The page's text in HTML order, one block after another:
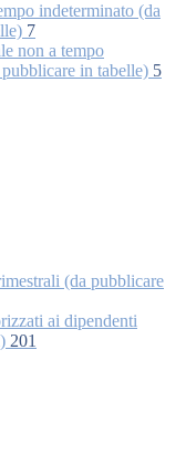
indeterminato (da
7
non a tempo
in tabelle) 5
(da pubblicare
ai dipendenti
201